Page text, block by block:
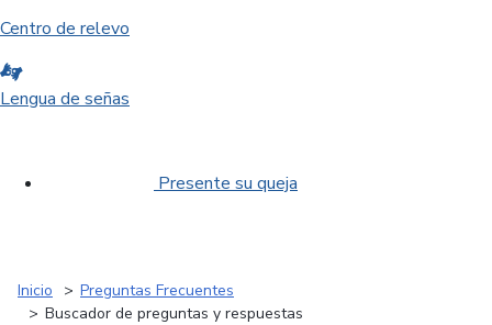
Centro de relevo
Lengua de señas
Presente su queja
Inicio
Preguntas Frecuentes
Buscador de preguntas y respuestas